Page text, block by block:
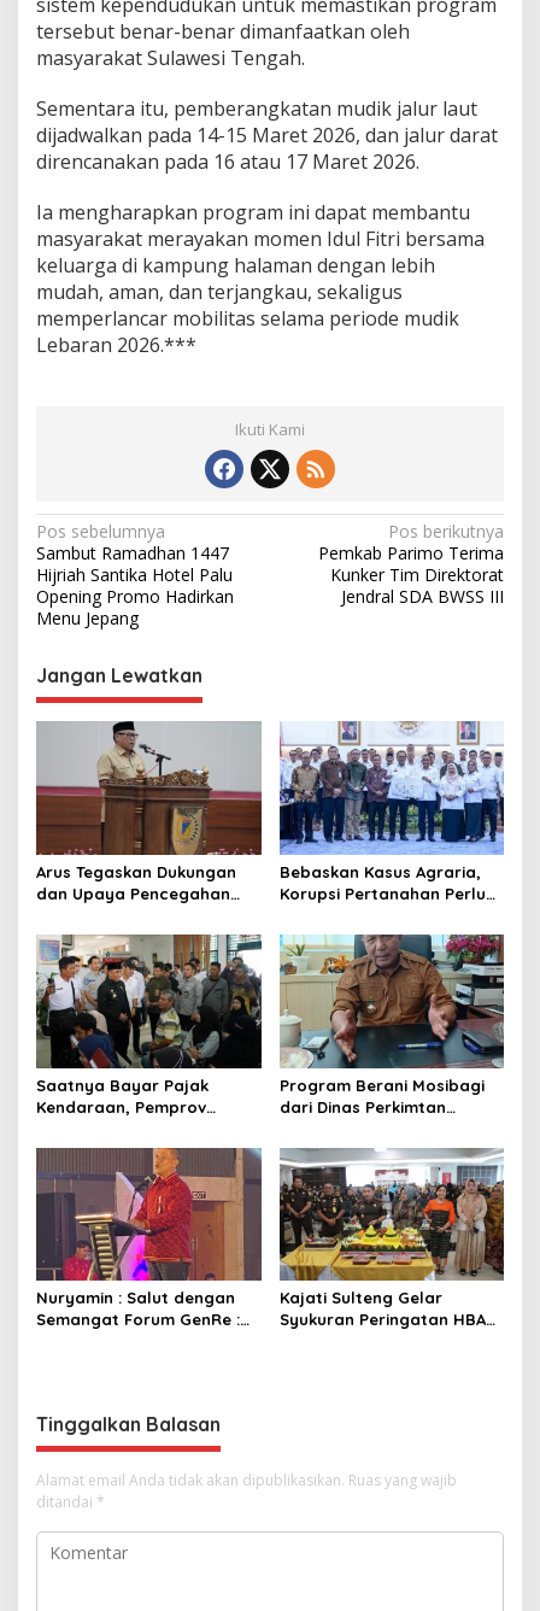
sistem kependudukan untuk memastikan program
tersebut benar-benar dimanfaatkan oleh
masyarakat Sulawesi Tengah.
Sementara itu, pemberangkatan mudik jalur laut
dijadwalkan pada 14-15 Maret 2026, dan jalur darat
direncanakan pada 16 atau 17 Maret 2026.
Ia mengharapkan program ini dapat membantu
masyarakat merayakan momen Idul Fitri bersama
keluarga di kampung halaman dengan lebih
mudah, aman, dan terjangkau, sekaligus
memperlancar mobilitas selama periode mudik
Lebaran 2026.***
Ikuti Kami
N
a
v
g
a
p
o
s
Pos sebelumnya
Sambut Ramadhan 1447
Hijriah Santika Hotel Palu
Opening Promo Hadirkan
Menu Jepang
Pos berikutnya
Pemkab Parimo Terima
Kunker Tim Direktorat
Jendral SDA BWSS III
Jangan Lewatkan
Arus Tegaskan Dukungan
dan Upaya Pencegahan
Korupsi
Bebaskan Kasus Agraria,
Korupsi Pertanahan Perlu
Gandeng KPK-ATR/BPN
Saatnya Bayar Pajak
Kendaraan, Pemprov
Denda dan Diskon 50
Persen
Program Berani Mosibagi
dari Dinas Perkimtan
untuk Saling Berbagi
Nuryamin : Salut dengan
Semangat Forum GenRe :
Kajati Sulteng Gelar
Syukuran Peringatan HBA
Tinggalkan Balasan
Alamat email Anda tidak akan dipublikasikan. Ruas yang wajib
ditandai *